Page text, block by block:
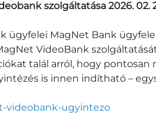
szolgáltatása 2026.
ügyfelei MagNet Bank
VideoBank
talál arról, hogy
is innen indítható –
videobank-ugyintezo